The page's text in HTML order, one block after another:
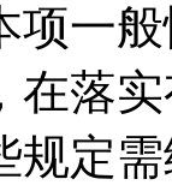
项一
在落
规定